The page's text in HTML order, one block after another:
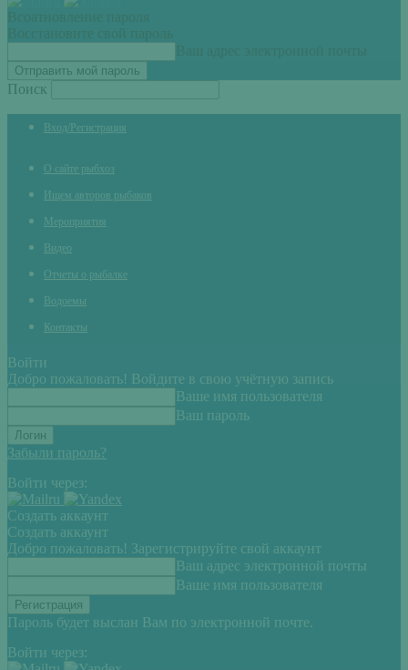
Всоатновление пароля
Восстановите свой пароль
Ваш адрес электронной почты
Поиск
Вход/Регистрация
О сайте рыбхоз
Ищем авторов рыбаков
Мероприятия
Видео
Отчеты о рыбалке
Водоемы
Контакты
Войти
Добро пожаловать! Войдите в свою учётную запись
Ваше имя пользователя
Ваш пароль
Забыли пароль?
Войти через:
Создать аккаунт
Создать аккаунт
Добро пожаловать! Зарегистрируйте свой аккаунт
Ваш адрес электронной почты
Ваше имя пользователя
Пароль будет выслан Вам по электронной почте.
Войти через: